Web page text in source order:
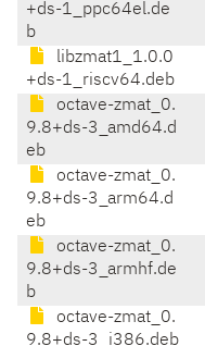
+ds-1_ppc64el.de
b
libzmat1_1.0.0
+ds-1_riscv64.deb
octave-zmat_0.
9.8+ds-3_amd64.d
eb
octave-zmat_0.
9.8+ds-3_arm64.d
eb
octave-zmat_0.
9.8+ds-3_armhf.de
b
octave-zmat_0.
9.8+ds-3_i386.deb